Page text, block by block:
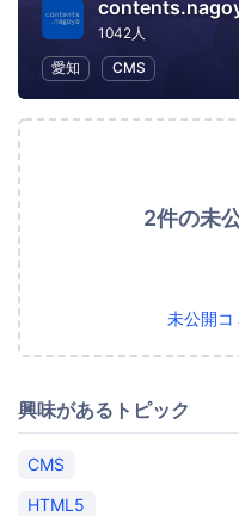
1042人
愛知
CMS
2件の未
未公開コ
興味があるトピック
CMS
HTML5